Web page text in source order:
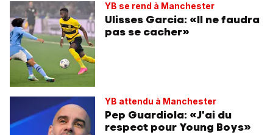
YB se rend à Manchester
Ulisses Garcia: «Il ne faudra
pas se cacher»
YB attendu à Manchester
Pep Guardiola: «J'ai du
respect pour Young Boys»